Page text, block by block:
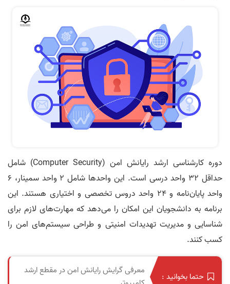
دوره کارشناسی ارشد رایانش امن (Computer Security) شامل
حداقل ۳۲ واحد درسی است. این واحدها شامل ۲ واحد سمینار، ۶
واحد پایان‌نامه و ۲۴ واحد دروس تخصصی و اختیاری هستند. این
برنامه به دانشجویان این امکان را می‌دهد که مهارت‌های لازم برای
شناسایی و مدیریت تهدیدات امنیتی و طراحی سیستم‌های امن را
کسب کنند.
حتما بخوانید :
معرفی گرایش رایانش امن در مقطع ارشد